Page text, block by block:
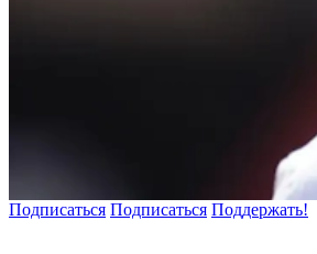
Подписаться Подписаться Поддержать!